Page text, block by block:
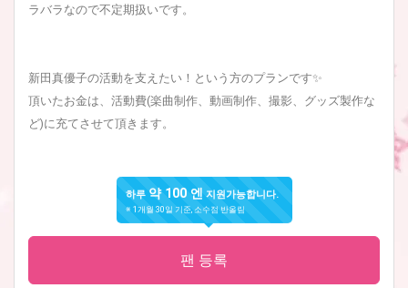
ラバラなので不定期扱いです。
新田真優子の活動を支えたい！という方のプランです✨
頂いたお金は、活動費(楽曲制作、動画制作、撮影、グッズ製作な
ど)に充てさせて頂きます。
하루 약 100 엔지원가능합니다.
※ 1개월 30일 기준, 소수점 반올림
팬 등록